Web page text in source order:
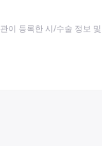
이 등록한 시/수술 정보